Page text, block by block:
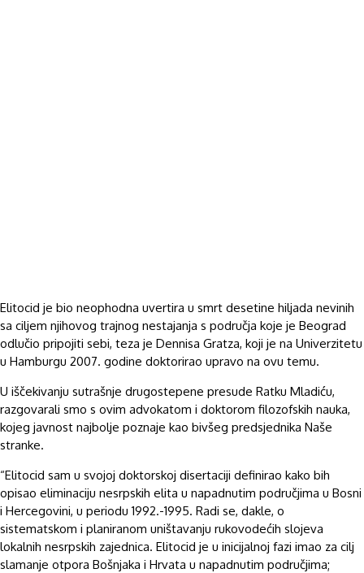
Elitocid je bio neophodna uvertira u smrt desetine hiljada nevinih
sa ciljem njihovog trajnog nestajanja s područja koje je Beograd
odlučio pripojiti sebi, teza je Dennisa Gratza, koji je na Univerzitetu
u Hamburgu 2007. godine doktorirao upravo na ovu temu.
U iščekivanju sutrašnje drugostepene presude Ratku Mladiću,
razgovarali smo s ovim advokatom i doktorom filozofskih nauka,
kojeg javnost najbolje poznaje kao bivšeg predsjednika Naše
stranke.
“Elitocid sam u svojoj doktorskoj disertaciji definirao kako bih
opisao eliminaciju nesrpskih elita u napadnutim područjima u Bosni
i Hercegovini, u periodu 1992.-1995. Radi se, dakle, o
sistematskom i planiranom uništavanju rukovodećih slojeva
lokalnih nesrpskih zajednica. Elitocid je u inicijalnoj fazi imao za cilj
slamanje otpora Bošnjaka i Hrvata u napadnutim područjima;